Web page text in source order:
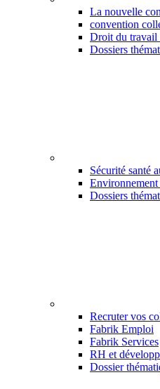
La nouvelle
convention
Droit du travail
Dossiers
Sécurité santé
Dossiers
Recruter vos
Fabrik Emploi
Fabrik Services
RH et
Dossier